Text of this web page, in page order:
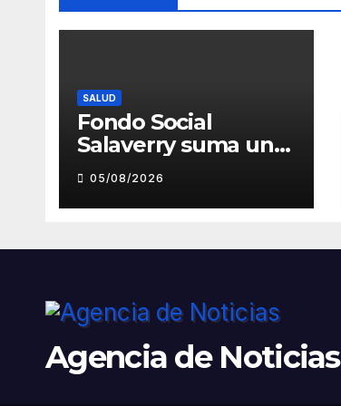
SALUD
Fondo Social
Salaverry suma un
nuevo esfuerzo
para fortalecer la
atención en el
Salaverry
05/08/2026
Agencia de Noticias